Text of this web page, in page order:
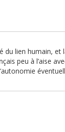
lien humain,
peu à l’aise